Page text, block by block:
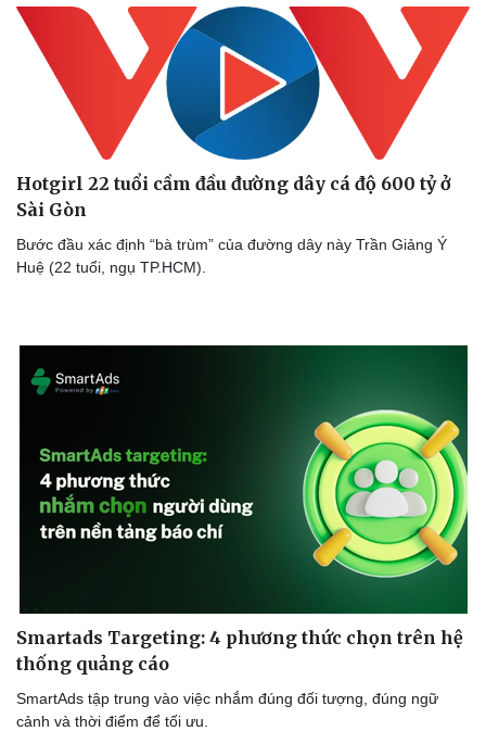
Hotgirl 22 tuổi cầm đầu đường dây cá độ 600 tỷ ở
Sài Gòn
Bước đầu xác định “bà trùm” của đường dây này Trần Giảng Ý
Huệ (22 tuổi, ngụ TP.HCM).
Smartads Targeting: 4 phương thức chọn trên hệ
thống quảng cáo
SmartAds tập trung vào việc nhắm đúng đối tượng, đúng ngữ
cảnh và thời điểm để tối ưu.